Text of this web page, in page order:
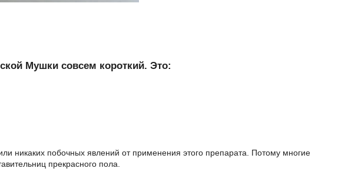
Мушки совсем короткий. Это:
никаких побочных явлений от применения этого препарата. Потому многие
прекрасного пола.